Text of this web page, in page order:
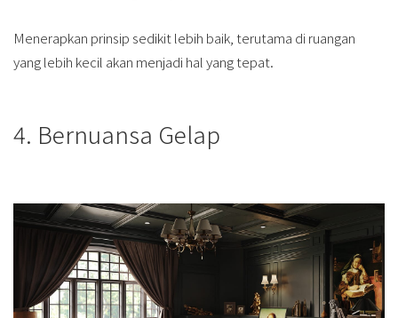
Menerapkan prinsip sedikit lebih baik, terutama di ruangan
yang lebih kecil akan menjadi hal yang tepat.
4. Bernuansa Gelap